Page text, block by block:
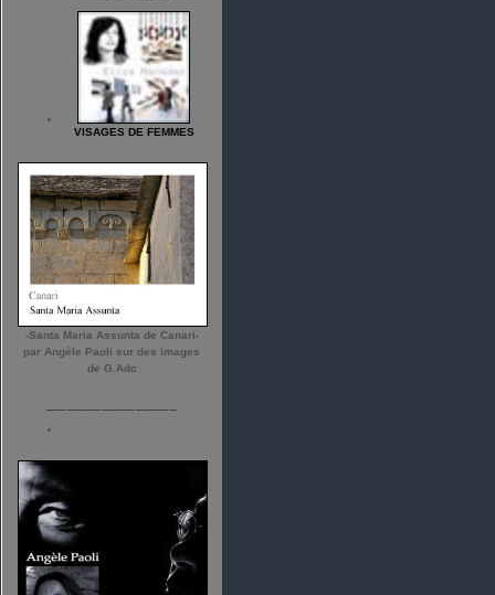
VISAGES DE FEMMES
-Santa Maria Assunta de Canari-
par Angèle Paoli sur des images
de G.Adc